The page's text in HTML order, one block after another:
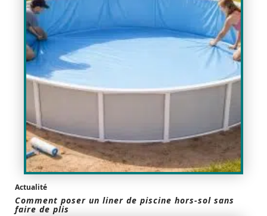
Actualité
Comment poser un liner de piscine hors-sol sans
faire de plis